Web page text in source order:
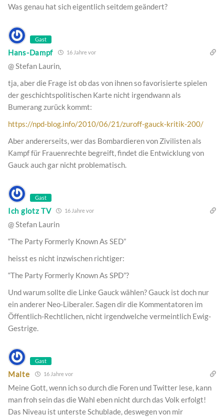
Was genau hat sich eigentlich seitdem geändert?
Gast
Hans-Dampf 16 Jahre vor
@ Stefan Laurin,
tja, aber die Frage ist ob das von ihnen so favorisierte spielen
der geschichtspolitischen Karte nicht irgendwann als
Bumerang zurück kommt:
https://npd-blog.info/2010/06/21/zuroff-gauck-kritik-200/
Aber andererseits, wer das Bombardieren von Zivilisten als
Kampf für Frauenrechte begreift, findet die Entwicklung von
Gauck auch gar nicht problematisch.
Gast
Ich glotz TV 16 Jahre vor
@ Stefan Laurin
“The Party Formerly Known As SED”
heisst es nicht inzwischen richtiger:
“The Party Formerly Known As SPD”?
Und warum sollte die Linke Gauck wählen? Gauck ist doch nur
ein anderer Neo-Liberaler. Sagen dir die Kommentatoren im
Öffentlich-Rechtlichen, nicht irgendwelche vermeintlich Ewig-
Gestrige.
Gast
Malte 16 Jahre vor
Meine Gott, wenn ich so durch die Foren und Twitter lese, kann
man froh sein das die Wahl eben nicht durch das Volk erfolgt!
Das Niveau ist unterste Schublade, deswegen von mir